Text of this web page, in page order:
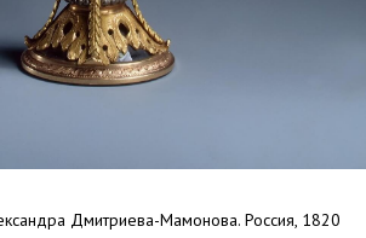
Дмитриева-Мамонова. Россия, 1820